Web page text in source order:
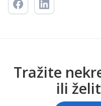
Tražite
ili